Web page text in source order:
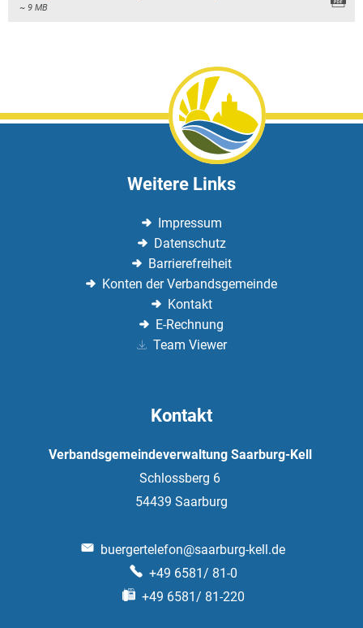
~ 9 MB
Weitere Links
Impressum
Datenschutz
Barrierefreiheit
Konten der Verbandsgemeinde
Kontakt
E-Rechnung
Team Viewer
Kontakt
Verbandsgemeindeverwaltung Saarburg-Kell
Schlossberg 6
54439 Saarburg
buergertelefon@saarburg-kell.de
+49 6581/ 81-0
+49 6581/ 81-220